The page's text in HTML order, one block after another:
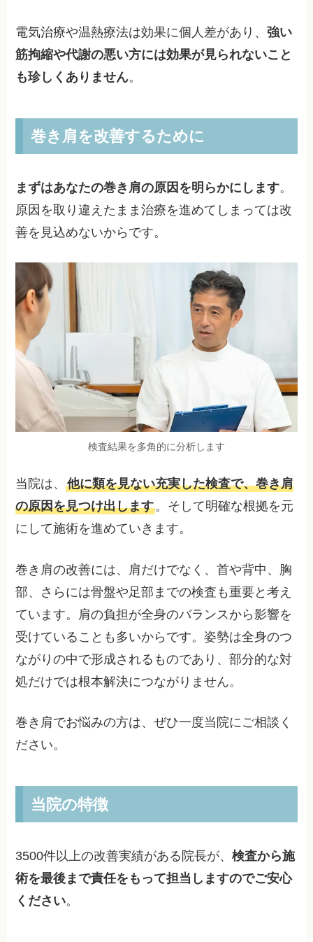
電気治療や温熱療法は効果に個人差があり、強い
筋拘縮や代謝の悪い方には効果が見られないこと
も珍しくありません。
巻き肩を改善するために
まずはあなたの巻き肩の原因を明らかにします。
原因を取り違えたまま治療を進めてしまっては改
善を見込めないからです。
検査結果を多角的に分析します
当院は、他に類を見ない充実した検査で、巻き肩
の原因を見つけ出します。そして明確な根拠を元
にして施術を進めていきます。
巻き肩の改善には、肩だけでなく、首や背中、胸
部、さらには骨盤や足部までの検査も重要と考え
ています。肩の負担が全身のバランスから影響を
受けていることも多いからです。姿勢は全身のつ
ながりの中で形成されるものであり、部分的な対
処だけでは根本解決につながりません。
巻き肩でお悩みの方は、ぜひ一度当院にご相談く
ださい。
当院の特徴
3500件以上の改善実績がある院長が、検査から施
術を最後まで責任をもって担当しますのでご安心
ください。